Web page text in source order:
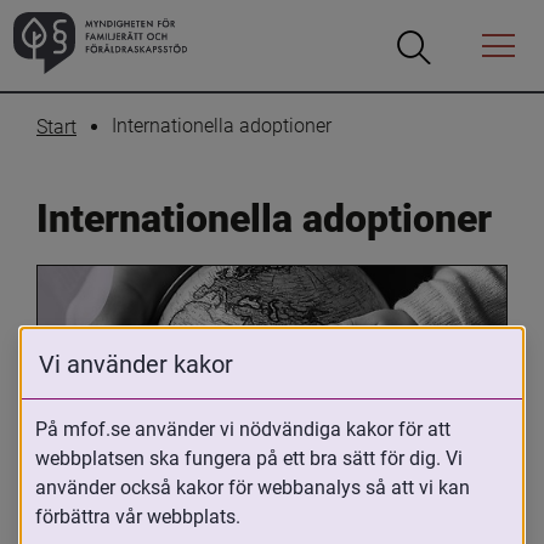
Öppna
Öppna
Menyn
Start Internationella adoptioner
Internationella adoptioner
Oavsett om du är adopterad,
adoptivförälder eller arbetar med
Vi använder kakor
På mfof.se använder vi nödvändiga kakor för att
webbplatsen ska fungera på ett bra sätt för dig. Vi
använder också kakor för webbanalys så att vi kan
förbättra vår webbplats.